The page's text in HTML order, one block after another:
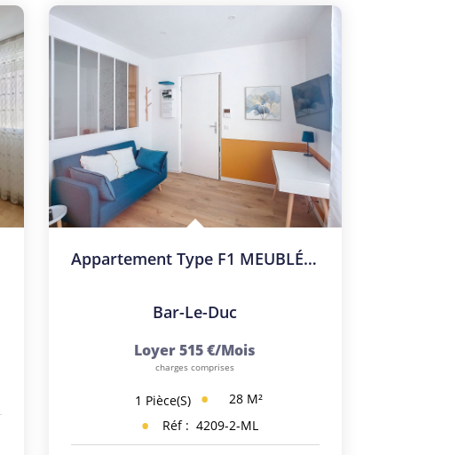
Appartement Type F1 MEUBLÉ Entièrement RÉNOVÉ - Centre-Ville
Bar-Le-Duc
Loyer 515 €/mois
charges comprises
1 Pièce(s) 28 M²
Réf : 4209-2-ML